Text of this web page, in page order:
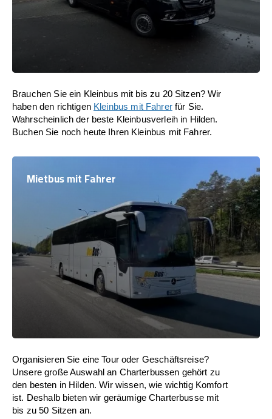
Brauchen Sie ein Kleinbus mit bis zu 20 Sitzen? Wir
haben den richtigen Kleinbus mit Fahrerfür Sie.
Wahrscheinlich der beste Kleinbusverleih in Hilden.
Buchen Sie noch heute Ihren Kleinbus mit Fahrer.
Mietbus mit Fahrer
Organisieren Sie eine Tour oder Geschäftsreise?
Unsere große Auswahl an Charterbussen gehört zu
den besten in Hilden. Wir wissen, wie wichtig Komfort
ist. Deshalb bieten wir geräumige Charterbusse mit
bis zu 50 Sitzen an.